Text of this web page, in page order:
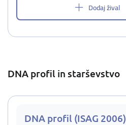
Dodaj žival
DNA profil in starševstvo
DNA profil (ISAG 2006)